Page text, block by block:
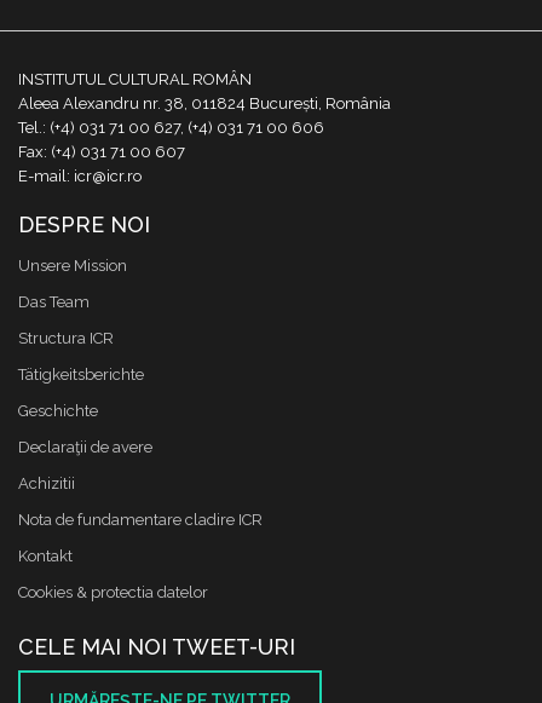
INSTITUTUL CULTURAL ROMÂN
Aleea Alexandru nr. 38, 011824 București, România
Tel.: (+4) 031 71 00 627, (+4) 031 71 00 606
Fax: (+4) 031 71 00 607
E-mail: icr@icr.ro
DESPRE NOI
Unsere Mission
Das Team
Structura ICR
Tätigkeitsberichte
Geschichte
Declaraţii de avere
Achizitii
Nota de fundamentare cladire ICR
Kontakt
Cookies & protectia datelor
CELE MAI NOI TWEET-URI